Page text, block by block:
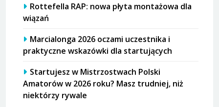
Rottefella RAP: nowa płyta montażowa dla
wiązań
Marcialonga 2026 oczami uczestnika i
praktyczne wskazówki dla startujących
Startujesz w Mistrzostwach Polski
Amatorów w 2026 roku? Masz trudniej, niż
niektórzy rywale